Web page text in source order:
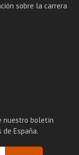
sobre la carrera
nuestro boletín
España.